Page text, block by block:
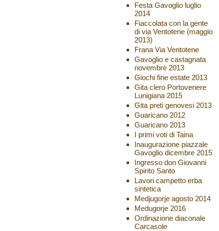
Festa Gavoglio luglio
2014
Fiaccolata con la gente
di via Ventotene (maggio
2013)
Frana Via Ventotene
Gavoglio e castagnata
novembre 2013
Giochi fine estate 2013
Gita clero Portovenere
Lunigiana 2015
Gita preti genovesi 2013
Guaricano 2012
Guaricano 2013
I primi voti di Taina
Inaugurazione piazzale
Gavoglio dicembre 2015
Ingresso don Giovanni
Spirito Santo
Lavori campetto erba
sintetica
Medjugorje agosto 2014
Medugorje 2016
Ordinazione diaconale
Carcasole